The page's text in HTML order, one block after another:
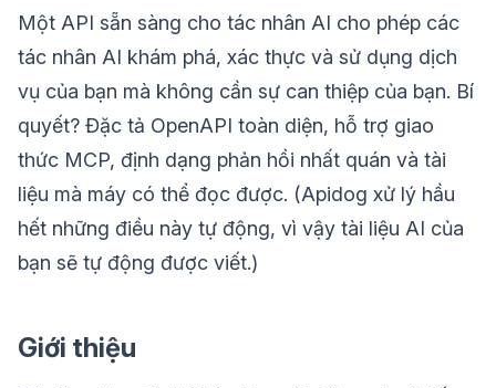
Một API sẵn sàng cho tác nhân AI cho phép các
tác nhân AI khám phá, xác thực và sử dụng dịch
vụ của bạn mà không cần sự can thiệp của bạn. Bí
quyết? Đặc tả OpenAPI toàn diện, hỗ trợ giao
thức MCP, định dạng phản hồi nhất quán và tài
liệu mà máy có thể đọc được. (Apidog xử lý hầu
hết những điều này tự động, vì vậy tài liệu AI của
bạn sẽ tự động được viết.)
Giới thiệu